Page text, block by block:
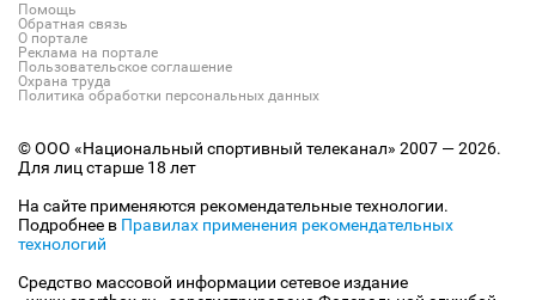
Помощь
Обратная связь
О портале
Реклама на портале
Пользовательское соглашение
Охрана труда
Политика обработки персональных данных
© ООО «Национальный спортивный телеканал» 2007 — 2026.
Для лиц старше 18 лет
На сайте применяются рекомендательные технологии.
Подробнее в Правилах применения рекомендательных
технологий
Средство массовой информации сетевое издание